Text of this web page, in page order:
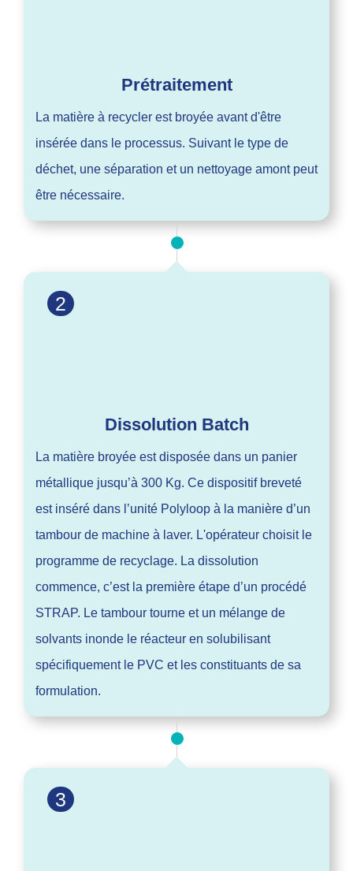
Prétraitement
La matière à recycler est broyée avant d'être
insérée dans le processus. Suivant le type de
déchet, une séparation et un nettoyage amont peut
être nécessaire.
2
Dissolution Batch
La matière broyée est disposée dans un panier
métallique jusqu’à 300 Kg. Ce dispositif breveté
est inséré dans l’unité Polyloop à la manière d’un
tambour de machine à laver. L'opérateur choisit le
programme de recyclage. La dissolution
commence, c’est la première étape d’un procédé
STRAP. Le tambour tourne et un mélange de
solvants inonde le réacteur en solubilisant
spécifiquement le PVC et les constituants de sa
formulation.
3